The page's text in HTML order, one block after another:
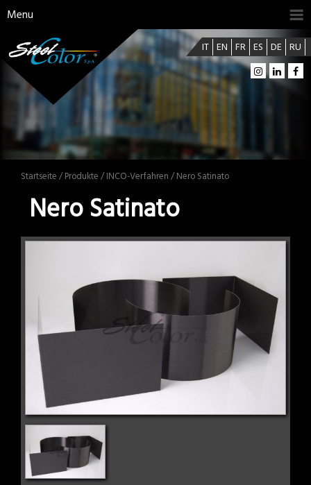
Menu
IT EN FR ES DE RU
Startseite /Produkte /INCO-Verfahren / Nero Satinato
Nero Satinato